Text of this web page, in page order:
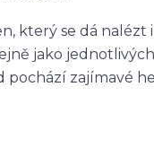
který se dá nalézt
jako
pochází zajímavé